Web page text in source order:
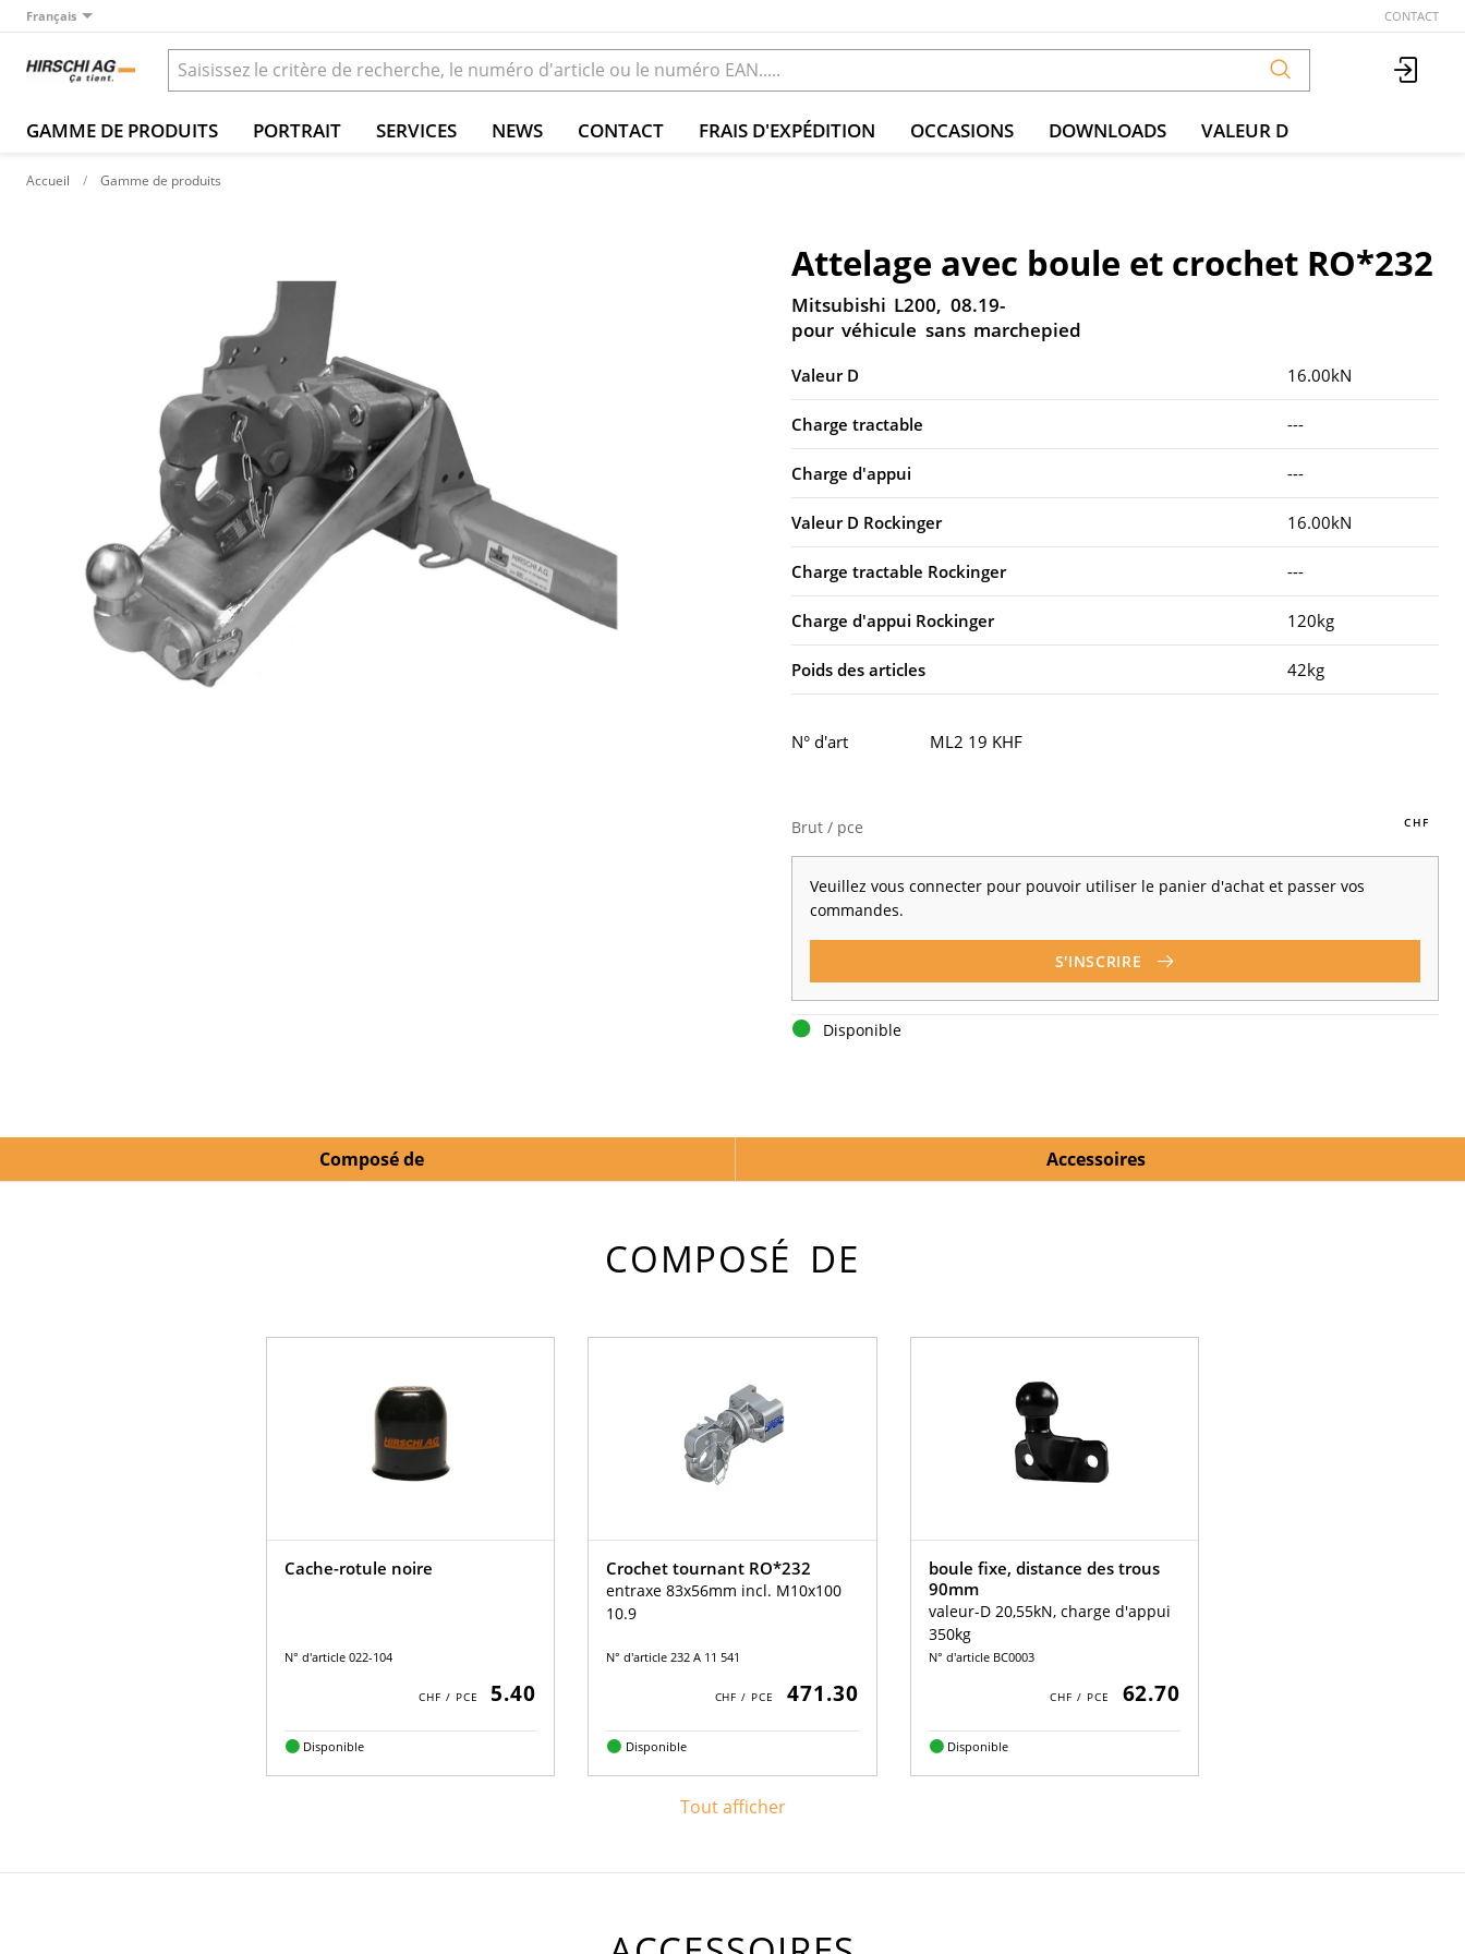
Français CONTACT
GAMME DE PRODUITS PORTRAIT SERVICES NEWS CONTACT FRAIS D'EXPÉDITION OCCASIONS DOWNLOADS VALEUR D
Accueil Gamme de produits
Attelage avec boule et crochet RO*232
Mitsubishi L200, 08.19-
pour véhicule sans marchepied
Valeur D 16.00kN
Charge tractable ---
Charge d'appui ---
Valeur D Rockinger 16.00kN
Charge tractable Rockinger ---
Charge d'appui Rockinger 120kg
Poids des articles 42kg
Brut / pce
Veuillez vous connecter pour pouvoir utiliser le panier d'achat et passer vos
commandes.
S'INSCRIRE
Disponible
N° d'art ML2 19 KHF
Composé de Accessoires
COMPOSÉ DE
Cache-rotule noire
N° d'article 022-104
5.40
Disponible
Crochet tournant RO*232
entraxe 83x56mm incl. M10x100
10.9
N° d'article 232 A 11 541
471.30
Disponible
boule fixe, distance des trous
90mm
valeur-D 20,55kN, charge d'appui
350kg
N° d'article BC0003
62.70
Disponible
Tout afficher